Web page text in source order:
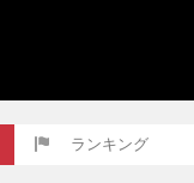
ランキング